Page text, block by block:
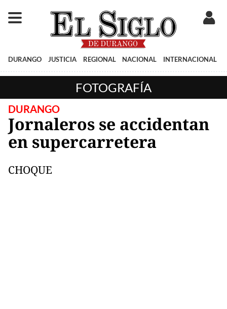
DURANGO JUSTICIA REGIONAL NACIONAL INTERNACIONAL
FOTOGRAFÍA
DURANGO
Jornaleros se accidentan
en supercarretera
CHOQUE